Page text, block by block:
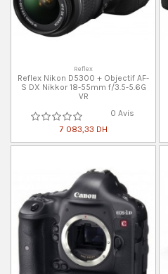
Reflex
Reflex Nikon D5300 + Objectif AF-
S DX Nikkor 18-55mm f/3.5-5.6G
VR
0 Avis
7 083,33 DH